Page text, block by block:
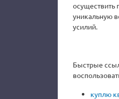
осуществить
уникальную
усилий.
Быстрые
куплю